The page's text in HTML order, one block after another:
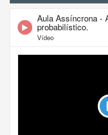
Aula Assíncrona -
probabilístico.
Vídeo